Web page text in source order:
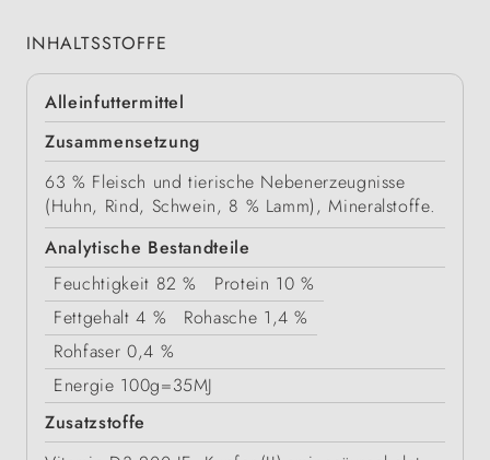
INHALTSSTOFFE
Alleinfuttermittel
Zusammensetzung
63 % Fleisch und tierische Nebenerzeugnisse
(Huhn, Rind, Schwein, 8 % Lamm), Mineralstoffe.
Analytische Bestandteile
Feuchtigkeit 82 % Protein 10 %
Fettgehalt 4 % Rohasche 1,4 %
Rohfaser 0,4 %
Energie 100g=35MJ
Zusatzstoffe